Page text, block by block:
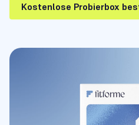
Kostenlose Probierbox